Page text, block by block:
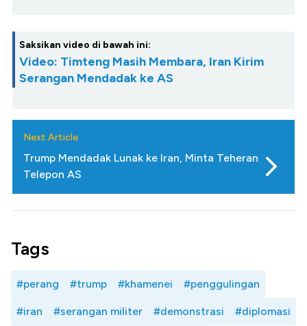
Saksikan video di bawah ini:
Video: Timteng Masih Membara, Iran Kirim
Serangan Mendadak ke AS
Next Article
Trump Mendadak Lunak ke Iran, Minta Teheran
Telepon AS
Tags
#perang #trump #khamenei #penggulingan
#iran #serangan militer #demonstrasi #diplomasi